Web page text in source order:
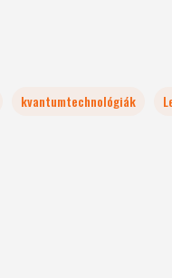
kvantumtechnológiák